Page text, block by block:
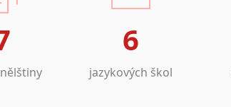
6
jazykových škol